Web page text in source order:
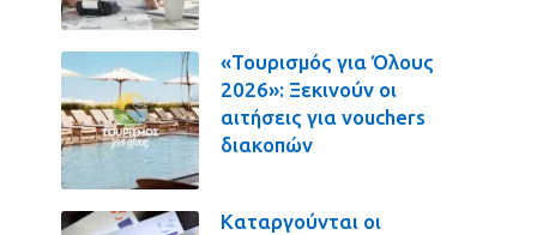
«Τουρισμός για Όλους
2026»: Ξεκινούν οι
αιτήσεις για vouchers
διακοπών
Καταργούνται οι